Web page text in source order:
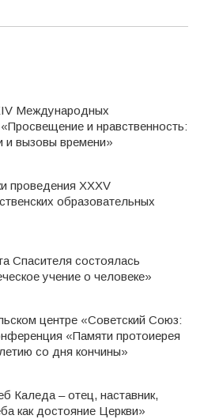
Международных
и нравственность:
и вызовы времени»
проведения XXXV
образовательных
Спасителя состоялась
учение о человеке»
центре «Советский Союз:
«Памяти протоиерея
со дня кончины»
Каледа – отец, наставник,
как достояние Церкви»